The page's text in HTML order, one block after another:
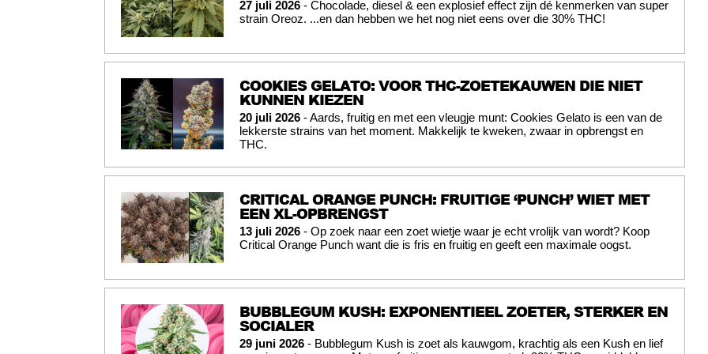
27 juli 2026 - Chocolade, diesel & een explosief effect zijn dé kenmerken van super
strain Oreoz. ...en dan hebben we het nog niet eens over die 30% THC!
COOKIES GELATO: VOOR THC-ZOETEKAUWEN DIE NIET
KUNNEN KIEZEN
20 juli 2026 - Aards, fruitig en met een vleugje munt: Cookies Gelato is een van de
lekkerste strains van het moment. Makkelijk te kweken, zwaar in opbrengst en
THC.
CRITICAL ORANGE PUNCH: FRUITIGE ‘PUNCH’ WIET MET
EEN XL-OPBRENGST
13 juli 2026 - Op zoek naar een zoet wietje waar je echt vrolijk van wordt? Koop
Critical Orange Punch want die is fris en fruitig en geeft een maximale oogst.
BUBBLEGUM KUSH: EXPONENTIEEL ZOETER, STERKER EN
SOCIALER
29 juni 2026 - Bubblegum Kush is zoet als kauwgom, krachtig als een Kush en lief